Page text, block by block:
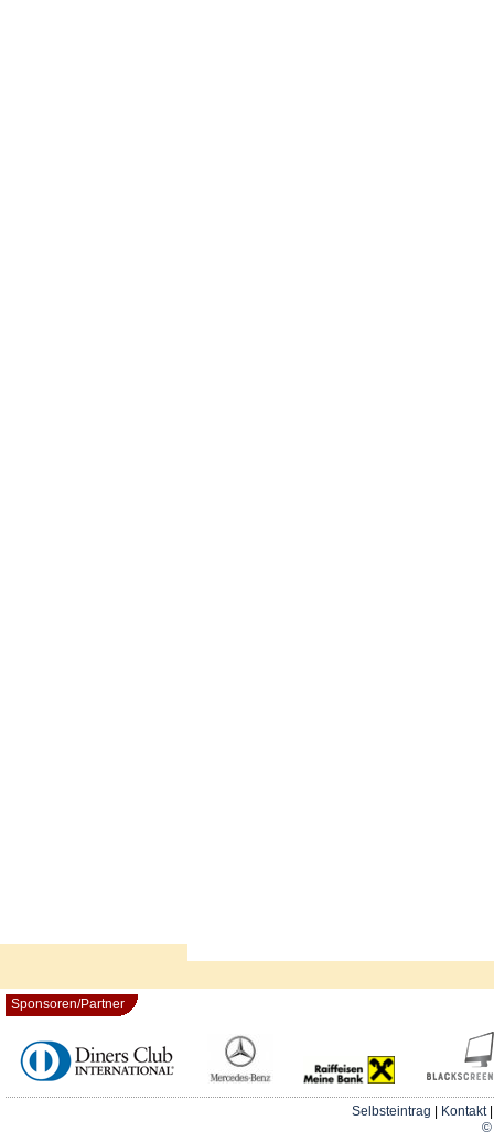
Sponsoren/Partner
Selbsteintrag Kontakt
©